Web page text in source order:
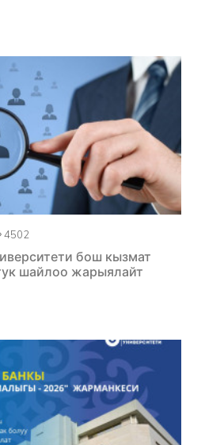
4502
бош кызмат
шайлоо жарыялайт